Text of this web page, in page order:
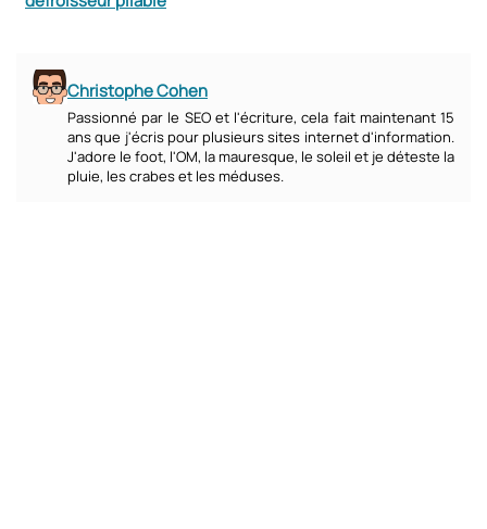
Christophe Cohen
Passionné par le SEO et l'écriture, cela fait maintenant 15
ans que j'écris pour plusieurs sites internet d'information.
J'adore le foot, l'OM, la mauresque, le soleil et je déteste la
pluie, les crabes et les méduses.